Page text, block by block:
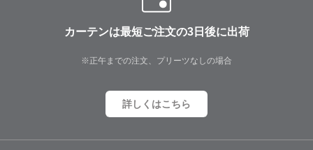
カーテンは最短ご注文の3日後に出荷
※正午までの注文、プリーツなしの場合
詳しくはこちら